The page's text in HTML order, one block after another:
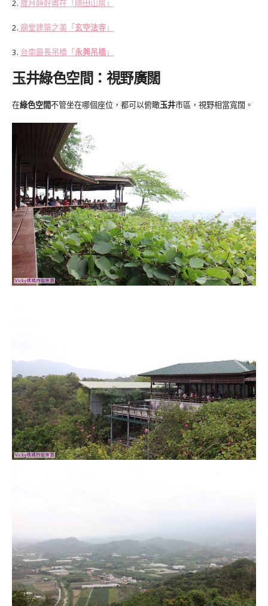
2. 歲月靜好盡在「隱田山房」
2. 廟堂建築之美「玄空法寺」
3. 台南最長吊橋「永興吊橋」
玉井綠色空間：視野廣闊
在綠色空間不管坐在哪個座位，都可以俯瞰玉井市區，視野相當寬闊。